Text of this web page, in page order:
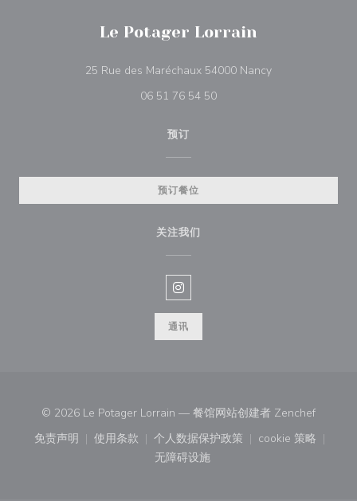
Le Potager Lorrain
25 Rue des Maréchaux 54000 Nancy((在新窗口中打开
06 51 76 54 50
预订
预订餐位
关注我们
Instagram ((在新窗口中打开))
通讯
© 2026 Le Potager Lorrain — 餐馆网站创建者 Zenchef((在新
免责声明
((在新窗口中打开))
使用条款
((在新窗口中打开))
个人数据保护政策
((在新窗口中打开))
cookie 策略
((在新窗口
无障碍设施
((在新窗口中打开))